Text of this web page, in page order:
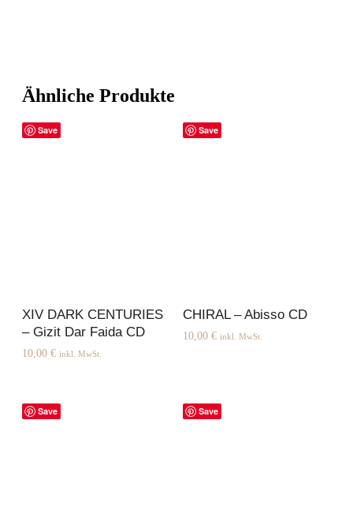
Ähnliche Produkte
Save
XIV DARK CENTURIES
– Gizit Dar Faida CD
10,00 € inkl. MwSt.
Save
CHIRAL – Abisso CD
10,00 € inkl. MwSt.
Save Save